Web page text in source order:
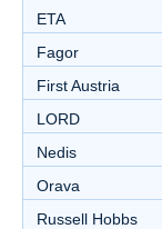
ETA
Fagor
First Austria
LORD
Nedis
Orava
Russell Hobbs